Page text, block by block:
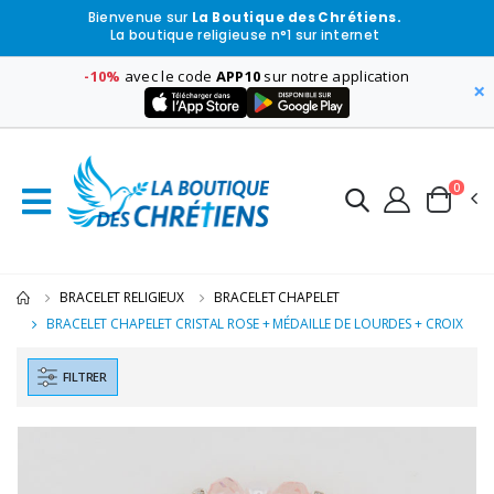
Bienvenue sur La Boutique des Chrétiens.
La boutique religieuse n°1 sur internet
-10% avec le code APP10 sur notre application
×
0
BRACELET RELIGIEUX
BRACELET CHAPELET
BRACELET CHAPELET CRISTAL ROSE + MÉDAILLE DE LOURDES + CROIX
FILTRER